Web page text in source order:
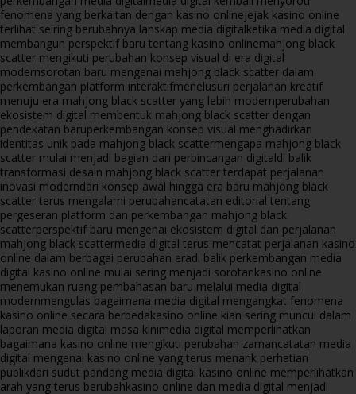
fenomena yang berkaitan dengan kasino onlinejejak kasino online
terlihat seiring berubahnya lanskap media digitalketika media digital
membangun perspektif baru tentang kasino onlinemahjong black
scatter mengikuti perubahan konsep visual di era digital
modernsorotan baru mengenai mahjong black scatter dalam
perkembangan platform interaktifmenelusuri perjalanan kreatif
menuju era mahjong black scatter yang lebih modernperubahan
ekosistem digital membentuk mahjong black scatter dengan
pendekatan baruperkembangan konsep visual menghadirkan
identitas unik pada mahjong black scattermengapa mahjong black
scatter mulai menjadi bagian dari perbincangan digitaldi balik
transformasi desain mahjong black scatter terdapat perjalanan
inovasi moderndari konsep awal hingga era baru mahjong black
scatter terus mengalami perubahancatatan editorial tentang
pergeseran platform dan perkembangan mahjong black
scatterperspektif baru mengenai ekosistem digital dan perjalanan
mahjong black scattermedia digital terus mencatat perjalanan kasino
online dalam berbagai perubahan eradi balik perkembangan media
digital kasino online mulai sering menjadi sorotankasino online
menemukan ruang pembahasan baru melalui media digital
modernmengulas bagaimana media digital mengangkat fenomena
kasino online secara berbedakasino online kian sering muncul dalam
laporan media digital masa kinimedia digital memperlihatkan
bagaimana kasino online mengikuti perubahan zamancatatan media
digital mengenai kasino online yang terus menarik perhatian
publikdari sudut pandang media digital kasino online memperlihatkan
arah yang terus berubahkasino online dan media digital menjadi